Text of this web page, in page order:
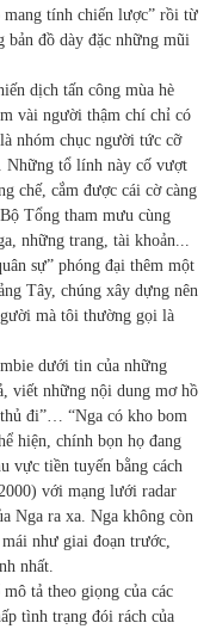
tính chiến lược” rồi từ
bản đồ dày đặc những mũi
dịch tấn công mùa hè
vài người thậm chí chỉ có
nhóm chục người tức cỡ
Những tổ lính này cố vượt
chế, cắm được cái cờ càng
Tổng tham mưu cùng
những trang, tài khoản...
sự” phóng đại thêm một
Tây, chúng xây dựng nên
mà tôi thường gọi là
dưới tin của những
viết những nội dung mơ hồ
đi”… “Nga có kho bom
hiện, chính bọn họ đang
vực tiền tuyến bằng cách
với mạng lưới radar
Nga ra xa. Nga không còn
như giai đoạn trước,
nhất.
tả theo giọng của các
tình trạng đói rách của